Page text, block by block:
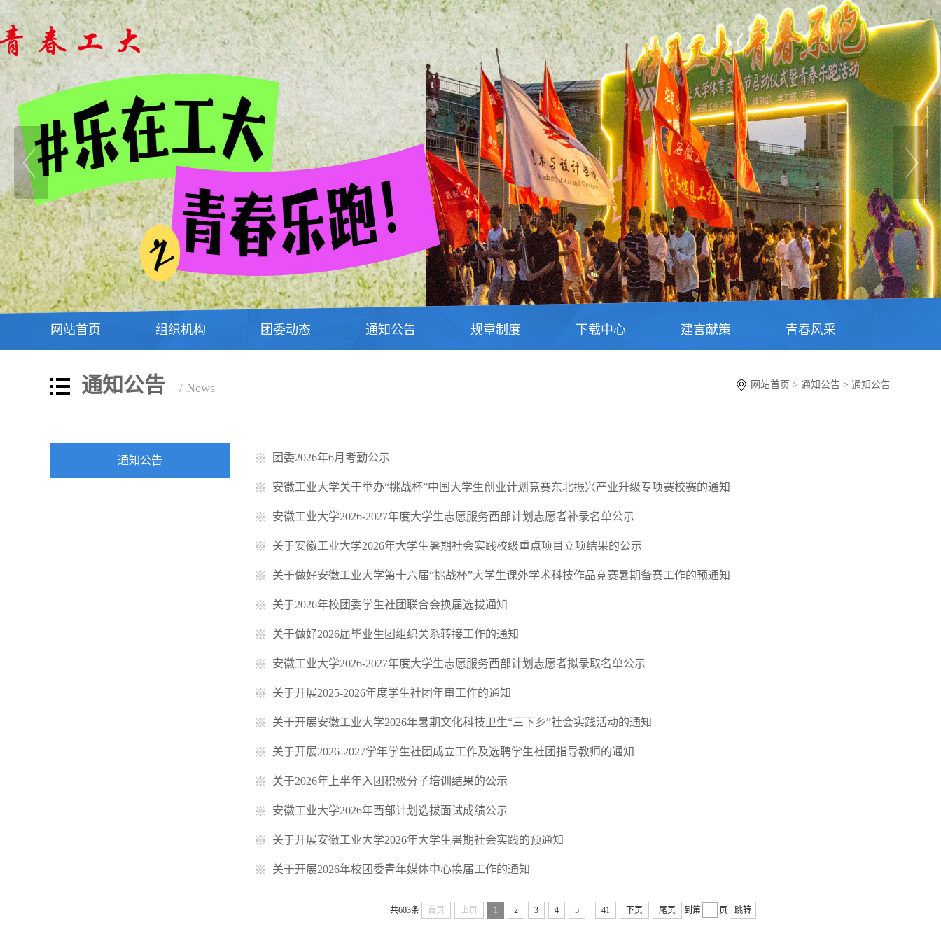
网站首页 组织机构 团委动态 通知公告 规章制度 下载中心 建言献策 青春风采
通知公告 / News 网站首页 > 通知公告 > 通知公告
通知公告 团委2026年6月考勤公示
安徽工业大学关于举办“挑战杯”中国大学生创业计划竞赛东北振兴产业升级专项赛校赛的通知
安徽工业大学2026-2027年度大学生志愿服务西部计划志愿者补录名单公示
关于安徽工业大学2026年大学生暑期社会实践校级重点项目立项结果的公示
关于做好安徽工业大学第十六届“挑战杯”大学生课外学术科技作品竞赛暑期备赛工作的预通知
关于2026年校团委学生社团联合会换届选拔通知
关于做好2026届毕业生团组织关系转接工作的通知
安徽工业大学2026-2027年度大学生志愿服务西部计划志愿者拟录取名单公示
关于开展2025-2026年度学生社团年审工作的通知
关于开展安徽工业大学2026年暑期文化科技卫生“三下乡”社会实践活动的通知
关于开展2026-2027学年学生社团成立工作及选聘学生社团指导教师的通知
关于2026年上半年入团积极分子培训结果的公示
安徽工业大学2026年西部计划选拔面试成绩公示
关于开展安徽工业大学2026年大学生暑期社会实践的预通知
关于开展2026年校团委青年媒体中心换届工作的通知
共603条 首页 上页 1 2 3 4 5 41 下页 尾页 到第 页 跳转